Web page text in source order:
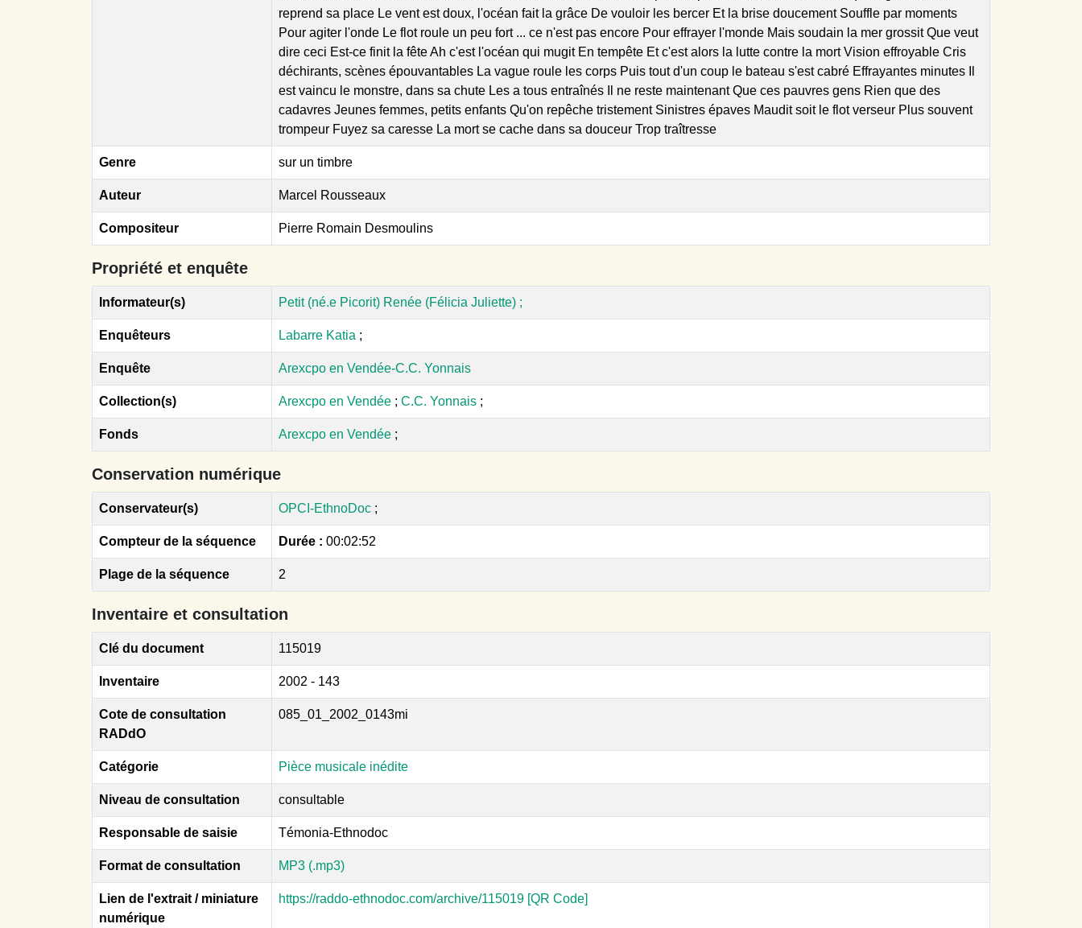
reprend sa place Le vent est doux, l'océan fait la grâce De vouloir les bercer Et la brise doucement Souffle par moments
Pour agiter l'onde Le flot roule un peu fort ... ce n'est pas encore Pour effrayer l'monde Mais soudain la mer grossit Que veut
dire ceci Est-ce finit la fête Ah c'est l'océan qui mugit En tempête Et c'est alors la lutte contre la mort Vision effroyable Cris
déchirants, scènes épouvantables La vague roule les corps Puis tout d'un coup le bateau s'est cabré Effrayantes minutes Il
est vaincu le monstre, dans sa chute Les a tous entraînés Il ne reste maintenant Que ces pauvres gens Rien que des
cadavres Jeunes femmes, petits enfants Qu'on repêche tristement Sinistres épaves Maudit soit le flot verseur Plus souvent
trompeur Fuyez sa caresse La mort se cache dans sa douceur Trop traîtresse
Genre sur un timbre
Auteur Marcel Rousseaux
Compositeur Pierre Romain Desmoulins
Propriété et enquête
Informateur(s) Petit (né.e Picorit) Renée (Félicia Juliette) ;
Enquêteurs Labarre Katia ;
Enquête Arexcpo en Vendée-C.C. Yonnais
Collection(s) Arexcpo en Vendée ; C.C. Yonnais ;
Fonds Arexcpo en Vendée ;
Conservation numérique
Conservateur(s) OPCI-EthnoDoc ;
Compteur de la séquence Durée : 00:02:52
Plage de la séquence 2
Inventaire et consultation
Clé du document 115019
Inventaire 2002 - 143
Cote de consultation
RADdO
085_01_2002_0143mi
Catégorie Pièce musicale inédite
Niveau de consultation consultable
Responsable de saisie Témonia-Ethnodoc
Format de consultation MP3 (.mp3)
Lien de l'extrait / miniature
numérique
https://raddo-ethnodoc.com/archive/115019 [QR Code]